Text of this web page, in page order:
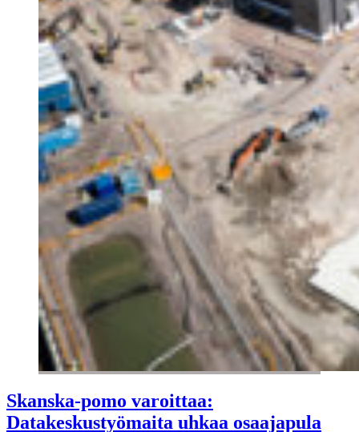
Skanska-pomo varoittaa:
Datakeskustyömaita uhkaa osaajapula